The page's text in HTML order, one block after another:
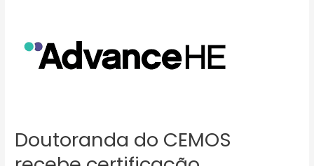
Doutoranda do CEMOS
CEMOS
recebe
certificação